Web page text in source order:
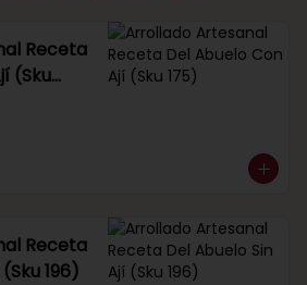
Receta
(Sku
Receta
196)